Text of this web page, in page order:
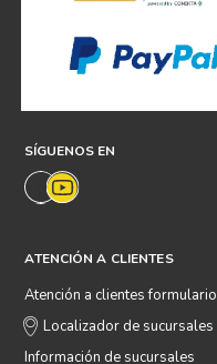
SÍGUENOS EN
ATENCIÓN A CLIENTES
Atención a clientes formulario
Localizador de sucursales
Información de sucursales